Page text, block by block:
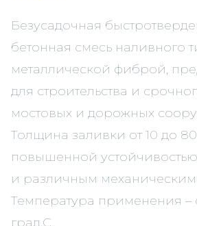
Безусадочная
бетонная смесь наливного
металлической фиброй,
для строительства и
мостовых и дорожных
Толщина заливки от 10 до
повышенной
и различным механическим
Температура применения –
град.С.